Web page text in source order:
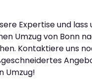
Expertise und lass
Umzug von Bonn
Kontaktiere uns
Umzug!